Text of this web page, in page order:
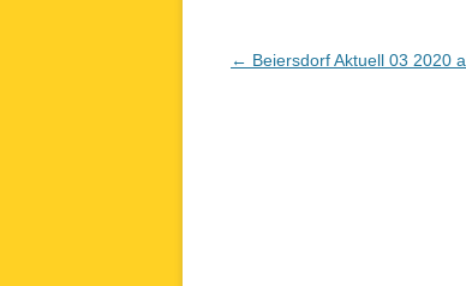
Beitragsnavigation
← Beiersdorf Aktuell 03 2020